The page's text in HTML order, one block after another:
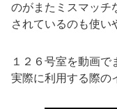
のがまたミスマッチ
されているのも使い
１２６号室を動画で
実際に利用する際の